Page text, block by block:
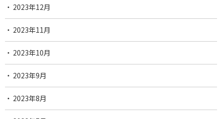
2023年12月
2023年11月
2023年10月
2023年9月
2023年8月